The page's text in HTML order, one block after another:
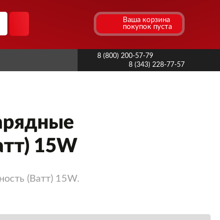
Ваша корзина
покупок пуста
8 (800) 200-57-79
8 (343) 228-77-57
15W
(Ватт) 15W.